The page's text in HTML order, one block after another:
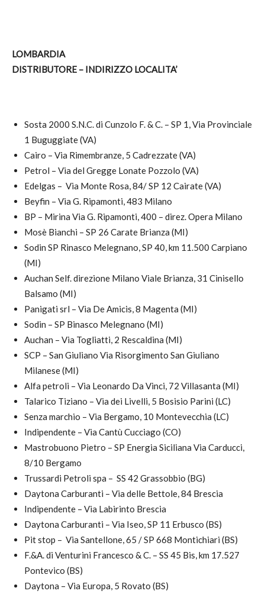
LOMBARDIA
DISTRIBUTORE – INDIRIZZO LOCALITA’
Sosta 2000 S.N.C. di Cunzolo F. & C. – SP 1, Via Provinciale
1 Buguggiate (VA)
Cairo – Via Rimembranze, 5 Cadrezzate (VA)
Petrol – Via del Gregge Lonate Pozzolo (VA)
Edelgas – Via Monte Rosa, 84/ SP 12 Cairate (VA)
Beyfin – Via G. Ripamonti, 483 Milano
BP – Mirina Via G. Ripamonti, 400 – direz. Opera Milano
Mosè Bianchi – SP 26 Carate Brianza (MI)
Sodin SP Rinasco Melegnano, SP 40, km 11.500 Carpiano
(MI)
Auchan Self. direzione Milano Viale Brianza, 31 Cinisello
Balsamo (MI)
Panigati srl – Via De Amicis, 8 Magenta (MI)
Sodin – SP Binasco Melegnano (MI)
Auchan – Via Togliatti, 2 Rescaldina (MI)
SCP – San Giuliano Via Risorgimento San Giuliano
Milanese (MI)
Alfa petroli – Via Leonardo Da Vinci, 72 Villasanta (MI)
Talarico Tiziano – Via dei Livelli, 5 Bosisio Parini (LC)
Senza marchio – Via Bergamo, 10 Montevecchia (LC)
Indipendente – Via Cantù Cucciago (CO)
Mastrobuono Pietro – SP Energia Siciliana Via Carducci,
8/10 Bergamo
Trussardi Petroli spa – SS 42 Grassobbio (BG)
Daytona Carburanti – Via delle Bettole, 84 Brescia
Indipendente – Via Labirinto Brescia
Daytona Carburanti – Via Iseo, SP 11 Erbusco (BS)
Pit stop – Via Santellone, 65 / SP 668 Montichiari (BS)
F.&A. di Venturini Francesco & C. – SS 45 Bis, km 17.527
Pontevico (BS)
Daytona – Via Europa, 5 Rovato (BS)